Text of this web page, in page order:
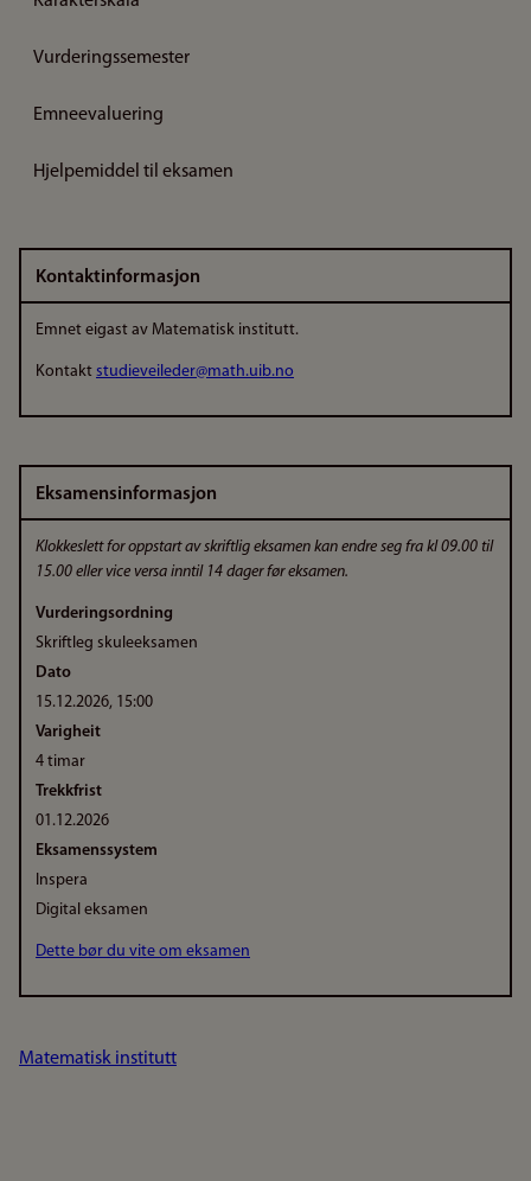
Vurderingssemester
Emneevaluering
Hjelpemiddel til eksamen
Kontaktinformasjon
Emnet eigast av Matematisk institutt.
Kontakt studieveileder@math.uib.no
Eksamensinformasjon
Klokkeslett for oppstart av skriftlig eksamen kan endre seg fra kl 09.00 til
15.00 eller vice versa inntil 14 dager før eksamen.
Vurderingsordning
Skriftleg skuleeksamen
Dato
15.12.2026, 15:00
Varigheit
4 timar
Trekkfrist
01.12.2026
Eksamenssystem
Inspera
Digital eksamen
Dette bør du vite om eksamen
Matematisk institutt